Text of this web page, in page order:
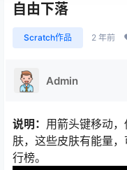
自由下落
Scratch作品 2 年前
Admin
说明： 用箭头键移动
肤，这些皮肤有能量
行榜。